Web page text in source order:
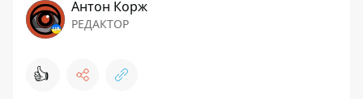
Антон Корж
РЕДАКТОР
👍